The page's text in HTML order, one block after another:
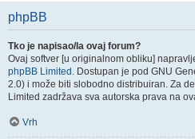
phpBB
Tko je napisao/la ovaj forum?
Ovaj softver [u originalnom obliku]
phpBB Limited . Dostupan je pod GNU
2.0) i može biti slobodno distribuiran. Za
Limited zadržava sva autorska prava na
Vrh